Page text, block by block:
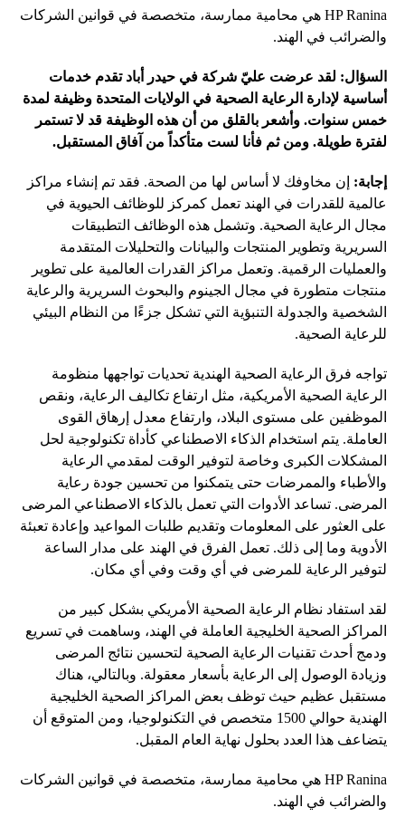
HP Ranina هي محامية ممارسة، متخصصة في قوانين الشركات
والضرائب في الهند.
السؤال: لقد عرضت عليّ شركة في حيدر أباد تقدم خدمات
أساسية لإدارة الرعاية الصحية في الولايات المتحدة وظيفة لمدة
خمس سنوات. وأشعر بالقلق من أن هذه الوظيفة قد لا تستمر
لفترة طويلة. ومن ثم فأنا لست متأكداً من آفاق المستقبل.
إجابة: إن مخاوفك لا أساس لها من الصحة. فقد تم إنشاء مراكز
عالمية للقدرات في الهند تعمل كمركز للوظائف الحيوية في
مجال الرعاية الصحية. وتشمل هذه الوظائف التطبيقات
السريرية وتطوير المنتجات والبيانات والتحليلات المتقدمة
والعمليات الرقمية. وتعمل مراكز القدرات العالمية على تطوير
منتجات متطورة في مجال الجينوم والبحوث السريرية والرعاية
الشخصية والجدولة التنبؤية التي تشكل جزءًا من النظام البيئي
للرعاية الصحية.
تواجه فرق الرعاية الصحية الهندية تحديات تواجهها منظومة
الرعاية الصحية الأمريكية، مثل ارتفاع تكاليف الرعاية، ونقص
الموظفين على مستوى البلاد، وارتفاع معدل إرهاق القوى
العاملة. يتم استخدام الذكاء الاصطناعي كأداة تكنولوجية لحل
المشكلات الكبرى وخاصة لتوفير الوقت لمقدمي الرعاية
والأطباء والممرضات حتى يتمكنوا من تحسين جودة رعاية
المرضى. تساعد الأدوات التي تعمل بالذكاء الاصطناعي المرضى
على العثور على المعلومات وتقديم طلبات المواعيد وإعادة تعبئة
الأدوية وما إلى ذلك. تعمل الفرق في الهند على مدار الساعة
لتوفير الرعاية للمرضى في أي وقت وفي أي مكان.
لقد استفاد نظام الرعاية الصحية الأمريكي بشكل كبير من
المراكز الصحية الخليجية العاملة في الهند، وساهمت في تسريع
ودمج أحدث تقنيات الرعاية الصحية لتحسين نتائج المرضى
وزيادة الوصول إلى الرعاية بأسعار معقولة. وبالتالي، هناك
مستقبل عظيم حيث توظف بعض المراكز الصحية الخليجية
الهندية حوالي 1500 متخصص في التكنولوجيا، ومن المتوقع أن
يتضاعف هذا العدد بحلول نهاية العام المقبل.
HP Ranina هي محامية ممارسة، متخصصة في قوانين الشركات
والضرائب في الهند.